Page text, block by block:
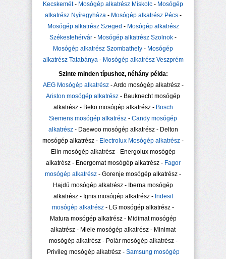
Kecskemét- Mosógép alkatrész Miskolc - Mosógép
alkatrész Nyíregyháza- Mosógép alkatrész Pécs-
Mosógép alkatrész Szeged - Mosógép alkatrész
Székesfehérvár - Mosógép alkatrész Szolnok -
Mosógép alkatrész Szombathely - Mosógép
alkatrész Tatabánya- Mosógép alkatrész Veszprém
Szinte minden típushoz, néhány példa:
AEG Mosógép alkatrész- Ardo mosógép alkatrész -
Ariston mosógép alkatrész - Bauknecht mosógép
alkatrész - Beko mosógép alkatrész - Bosch
Siemens mosógép alkatrész - Candy mosógép
alkatrész- Daewoo mosógép alkatrész - Delton
mosógép alkatrész - Electrolux Mosógép alkatrész -
Elin mosógép alkatrész - Energolux mosógép
alkatrész - Energomat mosógép alkatrész - Fagor
mosógép alkatrész - Gorenje mosógép alkatrész -
Hajdú mosógép alkatrész - Iberna mosógép
alkatrész - Ignis mosógép alkatrész - Indesit
mosógép alkatrész - LG mosógép alkatrész -
Matura mosógép alkatrész - Midimat mosógép
alkatrész - Miele mosógép alkatrész - Minimat
mosógép alkatrész - Polár mosógép alkatrész -
Privileg mosógép alkatrész - Samsung mosógép